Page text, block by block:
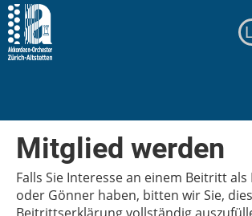
Mitglied werden
Falls Sie Interesse an einem Beitritt
oder Gönner haben, bitten wir Sie,